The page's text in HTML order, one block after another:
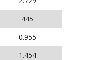
445
0.955
1.454